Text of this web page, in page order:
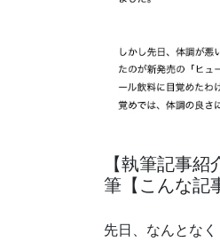
【執筆記事
筆【こんな記
先日、なんとな